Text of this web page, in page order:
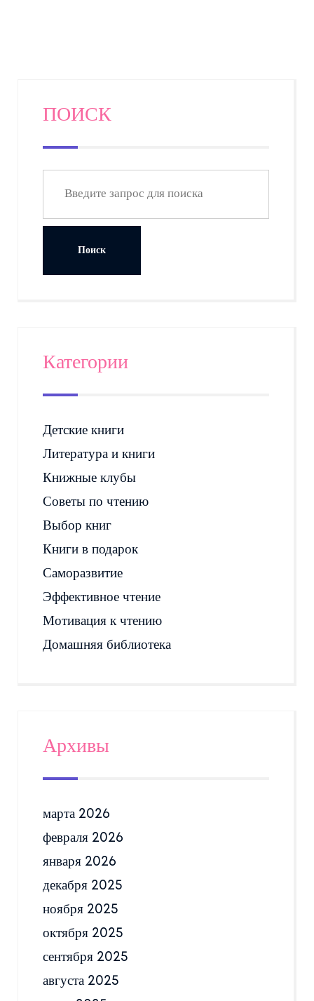
ПОИСК
Категории
Детские книги
Литература и книги
Книжные клубы
Советы по чтению
Выбор книг
Книги в подарок
Саморазвитие
Эффективное чтение
Мотивация к чтению
Домашняя библиотека
Архивы
марта 2026
февраля 2026
января 2026
декабря 2025
ноября 2025
октября 2025
сентября 2025
августа 2025